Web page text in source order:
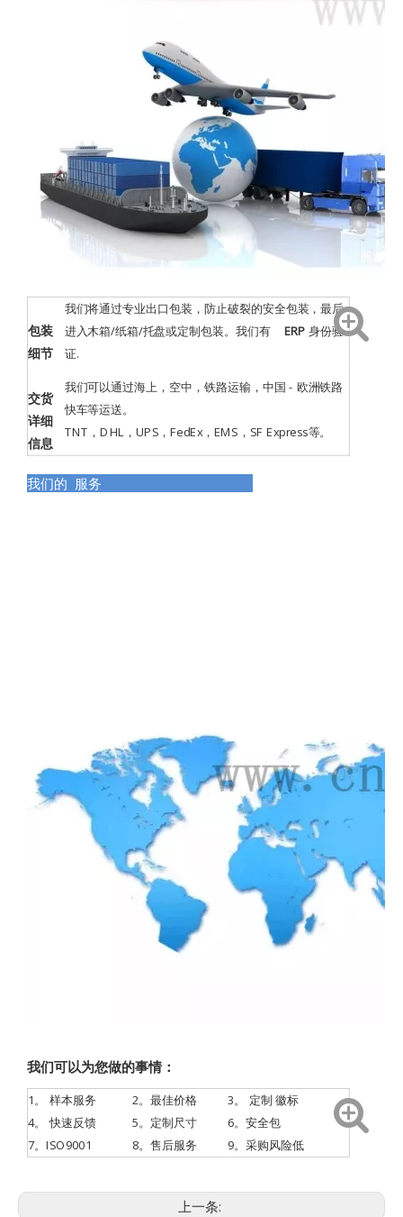
包装
细节
我们将通过专业出口包装，防止破裂的安全包装，最后
进入木箱/纸箱/托盘或定制包装。我们有 ERP 身份验
证.
交货
详细
信息
我们可以通过海上，空中，铁路运输，中国 - 欧洲铁路
快车等运送。
TNT，DHL，UPS，FedEx，EMS，SF Express等。
我们的 服务
我们可以为您做的事情：
1。 样本服务 2。最佳价格 3。 定制 徽标
4。快速反馈 5。定制尺寸
6。安全包
7。ISO9001
8。售后服务 9。采购风险低
上一条: